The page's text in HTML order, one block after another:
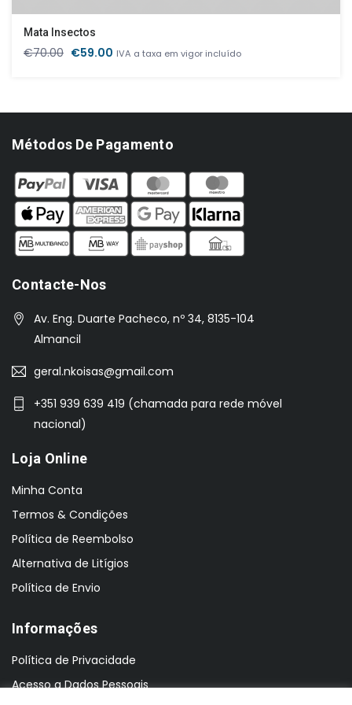
Mata Insectos
€70.00 O
€59.00 O
IVA a taxa em vigor incluído
Métodos De Pagamento
Contacte-Nos
Av. Eng. Duarte Pacheco, nº 34, 8135-104
Almancil
geral.nkoisas@gmail.com
+351 939 639 419 (chamada para rede móvel
nacional)
Loja Online
Minha Conta
Termos & Condições
Política de Reembolso
Alternativa de Litígios
Política de Envio
Informações
Política de Privacidade
Acesso a Dados Pessoais